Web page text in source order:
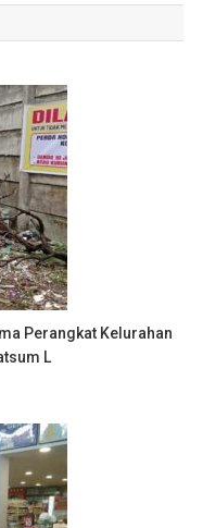
Perangkat Kelurahan
L